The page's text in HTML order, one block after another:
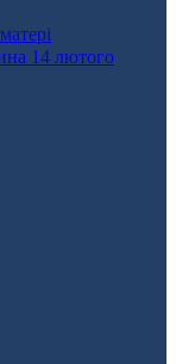
14 лютого